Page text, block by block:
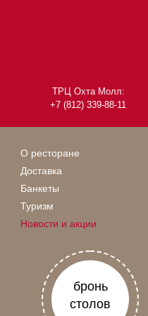
ТРЦ Охта Молл:
+7 (812) 339-88-11
О ресторане
Доставка
Банкеты
Туризм
Новости и акции
бронь
столов